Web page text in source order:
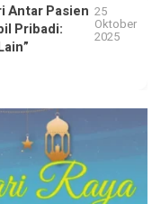
Antar Pasien
Pribadi:
25
Oktober
2025